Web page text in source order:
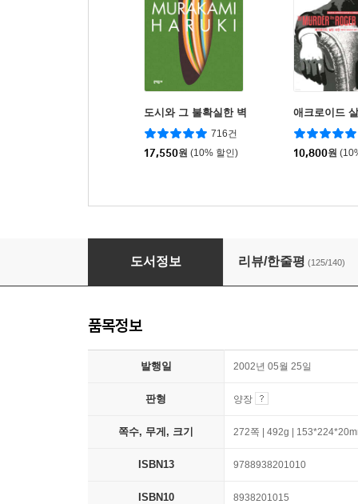
도시와 그 불확실한 벽
716건
17,550원 (10% 할인)
애크로이드
10,800원
그리고 아무도 없었다
도서정보 리뷰/한줄평 (125/140)
품목정보
발행일 2002년 05월 25일
판형 양장
쪽수, 무게, 크기 272쪽 | 492g |
ISBN13 9788938201010
ISBN10 8938201015